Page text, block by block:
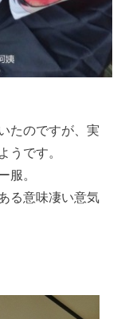
たのですが、実
うです。
服。
る意味凄い意気